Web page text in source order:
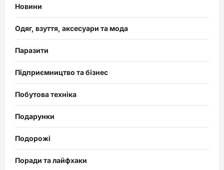
Новини
Одяг, взуття, аксесуари та мода
Паразити
Підприємництво та бізнес
Побутова техніка
Подарунки
Подорожі
Поради та лайфхаки